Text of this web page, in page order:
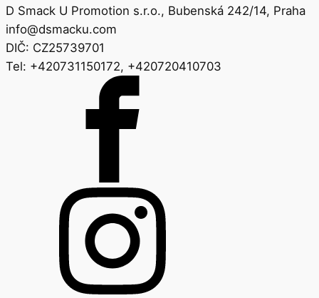
D Smack U Promotion s.r.o., Bubenská 242/14, Praha
info@dsmacku.com
DIČ: CZ25739701
Tel: +420731150172, +420720410703